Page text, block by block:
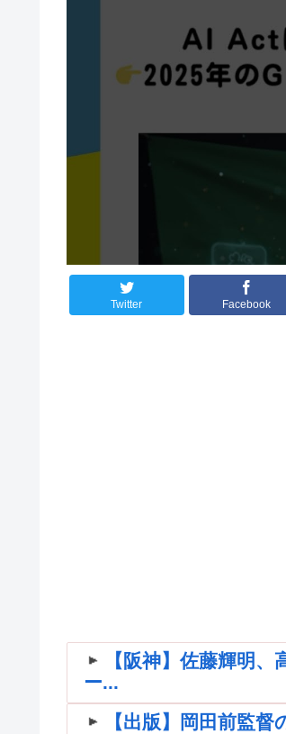
Twitter Facebook
【阪神】佐藤輝明
ー...
【出版】岡田前監